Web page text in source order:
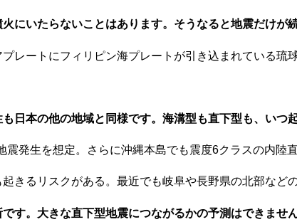
にいたらないことはあります。そうなると地震だけが
レートにフィリピン海プレートが引き込まれている琉
も日本の他の地域と同様です。海溝型も直下型も、いつ
発生を想定。さらに沖縄本島でも震度6クラスの内陸
きるリスクがある。最近でも岐阜や長野県の北部など
す。大きな直下型地震につながるかの予測はできませ